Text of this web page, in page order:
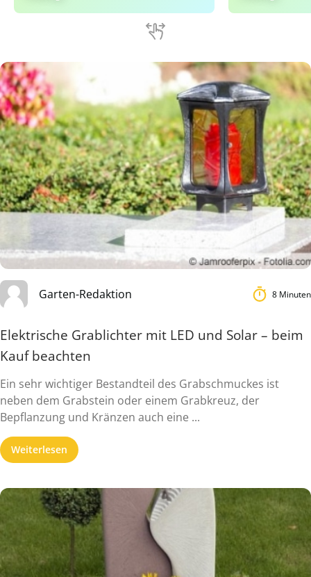
Garten-Redaktion 8 Minuten
Elektrische Grablichter mit LED und Solar – beim
Kauf beachten
Ein sehr wichtiger Bestandteil des Grabschmuckes ist
neben dem Grabstein oder einem Grabkreuz, der
Bepflanzung und Kränzen auch eine ...
Weiterlesen